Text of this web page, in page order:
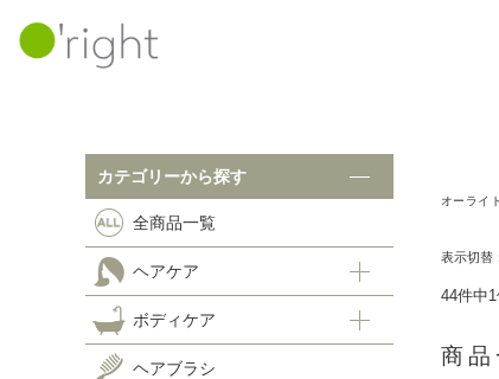
カテゴリーから探す
全商品一覧
ヘアケア
シャンプー
ヘアトリートメント
オーライ
表示切替
44件中
商品
カテゴリーから探す
全商品一覧
ヘアケア
ボディケア
ヘアブラシ